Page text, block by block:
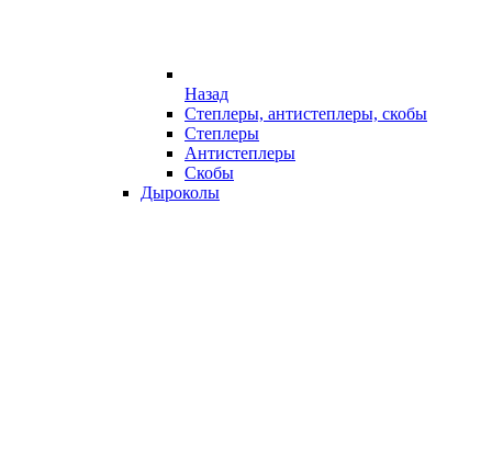
Назад
Степлеры, антистеплеры, скобы
Степлеры
Антистеплеры
Скобы
Дыроколы